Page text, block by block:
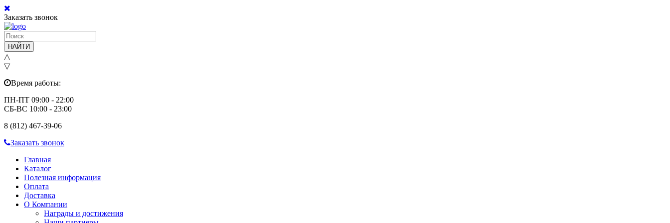
Заказать звонок
НАЙТИ
△
▽
Время работы:
ПН-ПТ 09:00 - 22:00
СБ-ВС 10:00 - 23:00
8 (812) 467-39-06
Заказать звонок
Главная
Каталог
Полезная информация
Оплата
Доставка
О Компании
Награды и достижения